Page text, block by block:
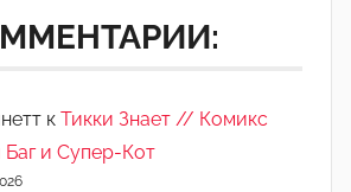
к Тикки Знает // Комикс
и Супер-Кот